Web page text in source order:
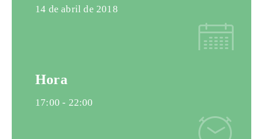
14 de abril de 2018
Hora
17:00 - 22:00